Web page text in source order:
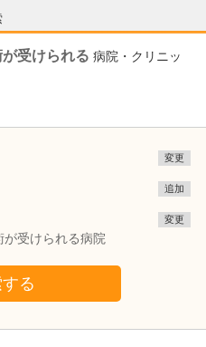
受けられる 病院・クリニッ
変更
追加
が受けられる病院
変更
る